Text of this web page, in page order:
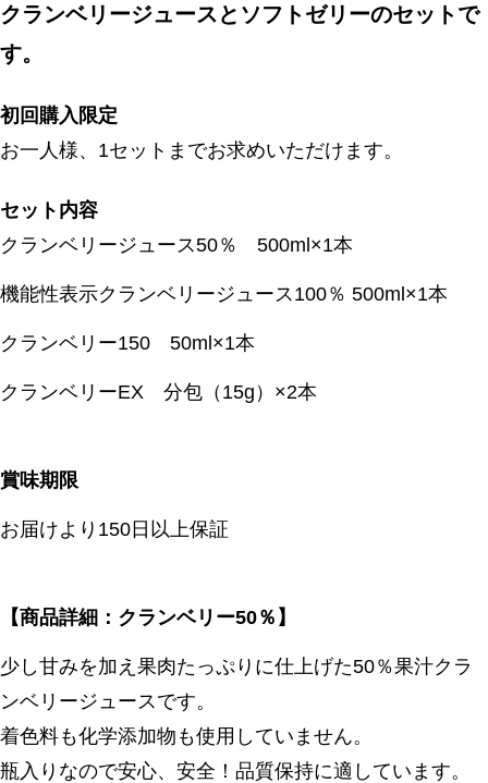
クランベリージュースとソフトゼリーのセットで
す。
初回購入限定
お一人様、1セットまでお求めいただけます。
セット内容
クランベリージュース50％ 500ml×1本
機能性表示クランベリージュース100％ 500ml×1本
クランベリー150 50ml×1本
クランベリーEX 分包（15g）×2本
賞味期限
お届けより150日以上保証
【商品詳細：クランベリー50％】
少し甘みを加え果肉たっぷりに仕上げた50％果汁クラ
ンベリージュースです。
着色料も化学添加物も使用していません。
瓶入りなので安心、安全！品質保持に適しています。